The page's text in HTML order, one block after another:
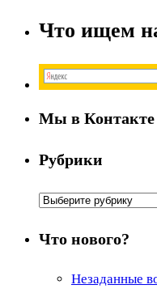
Что ищем
Мы в Контакте
Рубрики
Рубрики
Что нового?
Незаданные